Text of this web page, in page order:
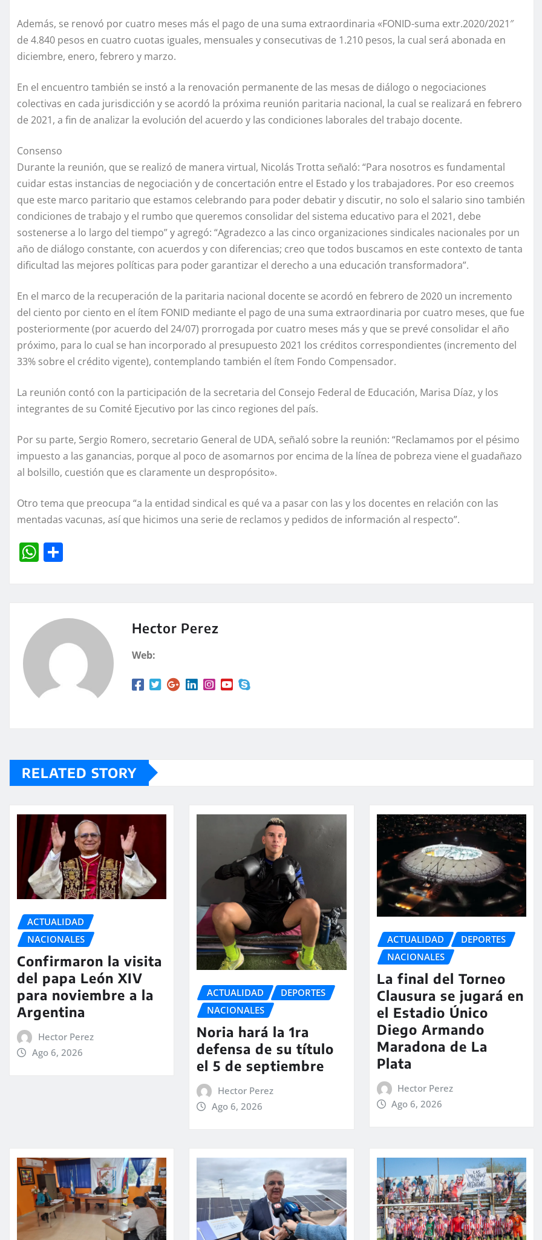
Además, se renovó por cuatro meses más el pago de una suma extraordinaria «FONID-suma extr.2020/2021″
de 4.840 pesos en cuatro cuotas iguales, mensuales y consecutivas de 1.210 pesos, la cual será abonada en
diciembre, enero, febrero y marzo.
En el encuentro también se instó a la renovación permanente de las mesas de diálogo o negociaciones
colectivas en cada jurisdicción y se acordó la próxima reunión paritaria nacional, la cual se realizará en febrero
de 2021, a fin de analizar la evolución del acuerdo y las condiciones laborales del trabajo docente.
Consenso
Durante la reunión, que se realizó de manera virtual, Nicolás Trotta señaló: “Para nosotros es fundamental
cuidar estas instancias de negociación y de concertación entre el Estado y los trabajadores. Por eso creemos
que este marco paritario que estamos celebrando para poder debatir y discutir, no solo el salario sino también
condiciones de trabajo y el rumbo que queremos consolidar del sistema educativo para el 2021, debe
sostenerse a lo largo del tiempo” y agregó: “Agradezco a las cinco organizaciones sindicales nacionales por un
año de diálogo constante, con acuerdos y con diferencias; creo que todos buscamos en este contexto de tanta
dificultad las mejores políticas para poder garantizar el derecho a una educación transformadora”.
En el marco de la recuperación de la paritaria nacional docente se acordó en febrero de 2020 un incremento
del ciento por ciento en el ítem FONID mediante el pago de una suma extraordinaria por cuatro meses, que fue
posteriormente (por acuerdo del 24/07) prorrogada por cuatro meses más y que se prevé consolidar el año
próximo, para lo cual se han incorporado al presupuesto 2021 los créditos correspondientes (incremento del
33% sobre el crédito vigente), contemplando también el ítem Fondo Compensador.
La reunión contó con la participación de la secretaria del Consejo Federal de Educación, Marisa Díaz, y los
integrantes de su Comité Ejecutivo por las cinco regiones del país.
Por su parte, Sergio Romero, secretario General de UDA, señaló sobre la reunión: “Reclamamos por el pésimo
impuesto a las ganancias, porque al poco de asomarnos por encima de la línea de pobreza viene el guadañazo
al bolsillo, cuestión que es claramente un despropósito».
Otro tema que preocupa “a la entidad sindical es qué va a pasar con las y los docentes en relación con las
mentadas vacunas, así que hicimos una serie de reclamos y pedidos de información al respecto”.
W
A
p
rt
Hector Perez
Web:
RELATED STORY
ACTUALIDAD
NACIONALES
Confirmaron la visita
del papa León XIV
para noviembre a la
Argentina
Hector Perez
Ago 6, 2026
ACTUALIDAD
DEPORTES
NACIONALES
Noria hará la 1ra
defensa de su título
el 5 de septiembre
Hector Perez
Ago 6, 2026
ACTUALIDAD
DEPORTES
NACIONALES
La final del Torneo
Clausura se jugará en
el Estadio Único
Diego Armando
Maradona de La
Plata
Hector Perez
Ago 6, 2026